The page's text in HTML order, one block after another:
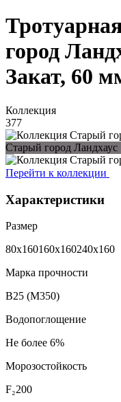
город
Закат, 60
Коллекция
377
Старый город Ландхаус
Перейти к коллекции
Характеристики
Размер
80x160160x160240x160
Марка прочности
В25 (М350)
Водопоглощение
Не более 6%
Морозостойкость
F₂200